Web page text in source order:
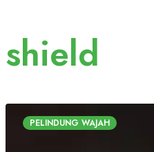
shield
PELINDUNG WAJAH